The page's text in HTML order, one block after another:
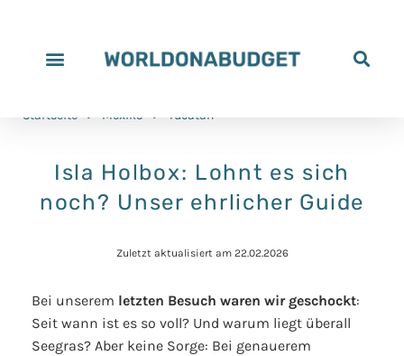
Startseite > Mexiko > Yucatan
Isla Holbox: Lohnt es sich
noch? Unser ehrlicher Guide
Zuletzt aktualisiert am 22.02.2026
Bei unserem letzten Besuch waren wir geschockt:
Seit wann ist es so voll? Und warum liegt überall
Seegras? Aber keine Sorge: Bei genauerem